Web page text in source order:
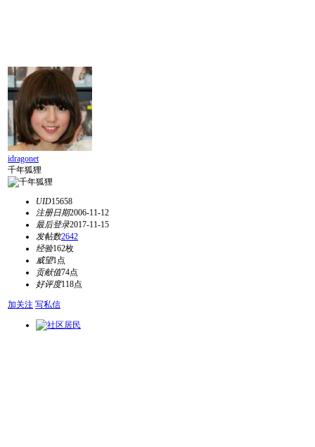
idragonet
千年狐狸
UID15658
注册日期2006-11-12
最后登录2017-11-15
发帖数2642
经验162枚
威望1点
贡献值74点
好评度118点
加关注 写私信